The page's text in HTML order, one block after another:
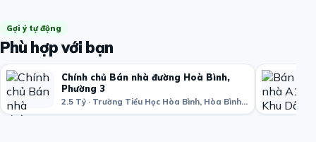
Gợi ý tự động
Phù hợp với bạn
Chính chủ Bán nhà đường Hoà Bình,
Phường 3
2.5 Tỷ · Trường Tiểu Học Hòa Bình, Hòa Bình, phường 3, Quận 11, Hồ Chí Minh, Việt Nam